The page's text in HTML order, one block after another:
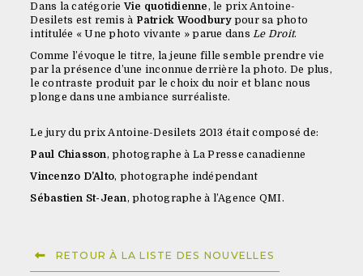
Dans la catégorie Vie quotidienne, le prix Antoine-
Desilets est remis à Patrick Woodburypour sa photo
intitulée « Une photo vivante » parue dansLe Droit.
Comme l’évoque le titre, la jeune fille semble prendre vie
par la présence d’une inconnue derrière la photo. De plus,
le contraste produit par le choix du noir et blanc nous
plonge dans une ambiance surréaliste.
Le jury du prix Antoine-Desilets 2013 était composé de:
Paul Chiasson, photographe à La Presse canadienne
Vincenzo D’Alto, photographe indépendant
Sébastien St-Jean, photographe à l’Agence QMI.
RETOUR À LA LISTE DES NOUVELLES